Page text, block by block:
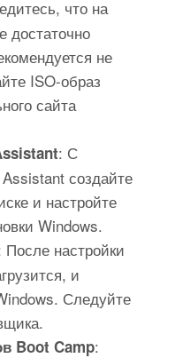
что на
достаточно
не
ISO-образ
сайта
: С
создайте
и настройте
Windows.
После настройки
и
Следуйте
Boot Camp: